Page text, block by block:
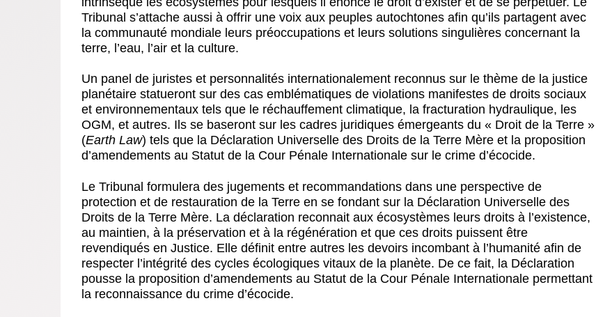
Tribunal s’attache aussi à offrir une voix aux peuples autochtones afin qu’ils partagent avec
la communauté mondiale leurs préoccupations et leurs solutions singulières concernant la
terre, l’eau, l’air et la culture.
Un panel de juristes et personnalités internationalement reconnus sur le thème de la justice
planétaire statueront sur des cas emblématiques de violations manifestes de droits sociaux
et environnementaux tels que le réchauffement climatique, la fracturation hydraulique, les
OGM, et autres. Ils se baseront sur les cadres juridiques émergeants du « Droit de la Terre »
(Earth Law) tels que la Déclaration Universelle des Droits de la Terre Mère et la proposition
d’amendements au Statut de la Cour Pénale Internationale sur le crime d’écocide.
Le Tribunal formulera des jugements et recommandations dans une perspective de
protection et de restauration de la Terre en se fondant sur la Déclaration Universelle des
Droits de la Terre Mère. La déclaration reconnait aux écosystèmes leurs droits à l’existence,
au maintien, à la préservation et à la régénération et que ces droits puissent être
revendiqués en Justice. Elle définit entre autres les devoirs incombant à l’humanité afin de
respecter l’intégrité des cycles écologiques vitaux de la planète. De ce fait, la Déclaration
pousse la proposition d’amendements au Statut de la Cour Pénale Internationale permettant
la reconnaissance du crime d’écocide.